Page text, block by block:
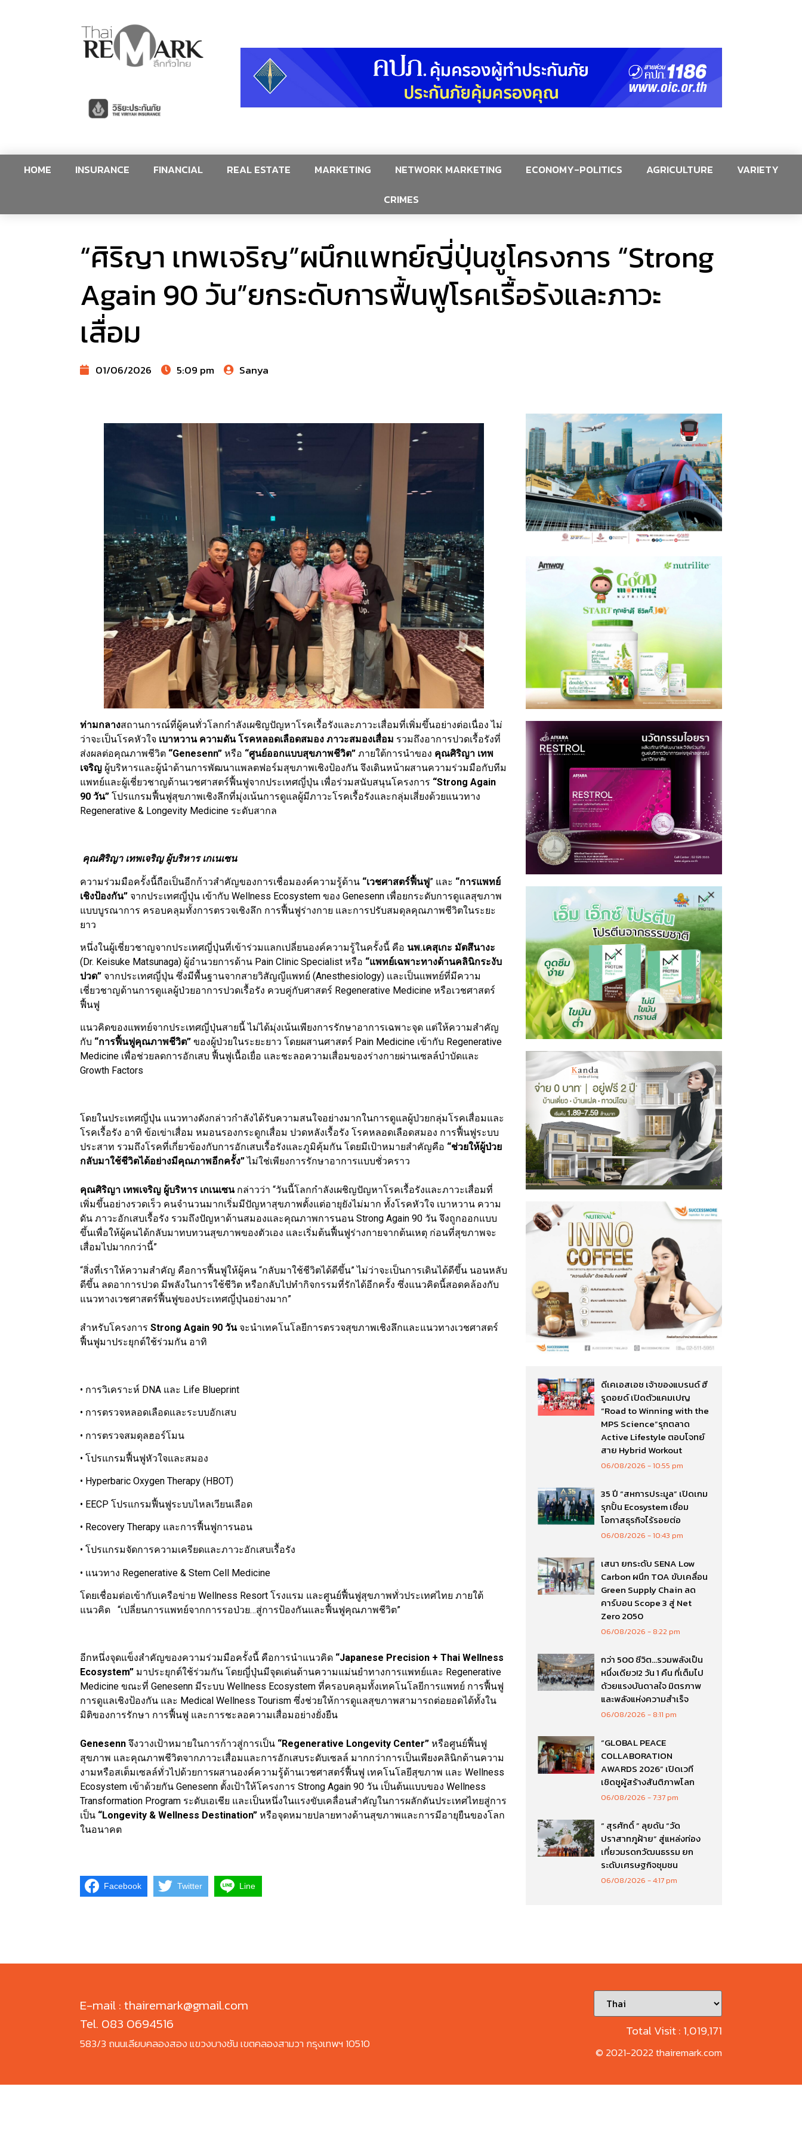
HOME INSURANCE FINANCIAL REAL ESTATE MARKETING NETWORK MARKETING ECONOMY-POLITICS AGRICULTURE
VARIETY
CRIMES
“ศิริญา เทพเจริญ”ผนึกแพทย์ญี่ปุ่นชูโครงการ “Strong
Again 90 วัน”ยกระดับการฟื้นฟูโรคเรื้อรังและภาวะ
เสื่อม
01/06/2026 5:09 pm Sanya
ท่ามกลางสถานการณ์ที่ผู้คนทั่วโลกกำลังเผชิญปัญหาโรคเรื้อรังและภาวะเสื่อมที่เพิ่มขึ้นอย่างต่อเนื่อง ไม่
ว่าจะเป็นโรคหัวใจ เบาหวาน ความดัน โรคหลอดเลือดสมอง ภาวะสมองเสื่อม รวมถึงอาการปวดเรื้อรังที่
ส่งผลต่อคุณภาพชีวิต “Genesenn” หรือ “ศูนย์ออกแบบสุขภาพชีวิต” ภายใต้การนำของ คุณศิริญา เทพ
เจริญ ผู้บริหารและผู้นำด้านการพัฒนาแพลตฟอร์มสุขภาพเชิงป้องกัน จึงเดินหน้าผสานความร่วมมือกับทีม
แพทย์และผู้เชี่ยวชาญด้านเวชศาสตร์ฟื้นฟูจากประเทศญี่ปุ่น เพื่อร่วมสนับสนุนโครงการ “Strong Again
90 วัน” โปรแกรมฟื้นฟูสุขภาพเชิงลึกที่มุ่งเน้นการดูแลผู้มีภาวะโรคเรื้อรังและกลุ่มเสี่ยงด้วยแนวทาง
Regenerative & Longevity Medicine ระดับสากล
คุณศิริญา เทพเจริญ ผู้บริหาร เกเนเซน
ความร่วมมือครั้งนี้ถือเป็นอีกก้าวสำคัญของการเชื่อมองค์ความรู้ด้าน “เวชศาสตร์ฟื้นฟู” และ “การแพทย์
เชิงป้องกัน” จากประเทศญี่ปุ่น เข้ากับ Wellness Ecosystem ของ Genesenn เพื่อยกระดับการดูแลสุขภาพ
แบบบูรณาการ ครอบคลุมทั้งการตรวจเชิงลึก การฟื้นฟูร่างกาย และการปรับสมดุลคุณภาพชีวิตในระยะ
ยาว
หนึ่งในผู้เชี่ยวชาญจากประเทศญี่ปุ่นที่เข้าร่วมแลกเปลี่ยนองค์ความรู้ในครั้งนี้ คือ นพ.เคสุเกะ มัตสึนางะ
(Dr. Keisuke Matsunaga) ผู้อำนวยการด้าน Pain Clinic Specialist หรือ “แพทย์เฉพาะทางด้านคลินิกระงับ
ปวด” จากประเทศญี่ปุ่น ซึ่งมีพื้นฐานจากสายวิสัญญีแพทย์ (Anesthesiology) และเป็นแพทย์ที่มีความ
เชี่ยวชาญด้านการดูแลผู้ป่วยอาการปวดเรื้อรัง ควบคู่กับศาสตร์ Regenerative Medicine หรือเวชศาสตร์
ฟื้นฟู
แนวคิดของแพทย์จากประเทศญี่ปุ่นสายนี้ ไม่ได้มุ่งเน้นเพียงการรักษาอาการเฉพาะจุด แต่ให้ความสำคัญ
กับ “การฟื้นฟูคุณภาพชีวิต” ของผู้ป่วยในระยะยาว โดยผสานศาสตร์ Pain Medicine เข้ากับ Regenerative
Medicine เพื่อช่วยลดการอักเสบ ฟื้นฟูเนื้อเยื่อ และชะลอความเสื่อมของร่างกายผ่านเซลล์บำบัดและ
Growth Factors
โดยในประเทศญี่ปุ่น แนวทางดังกล่าวกำลังได้รับความสนใจอย่างมากในการดูแลผู้ป่วยกลุ่มโรคเสื่อมและ
โรคเรื้อรัง อาทิ ข้อเข่าเสื่อม หมอนรองกระดูกเสื่อม ปวดหลังเรื้อรัง โรคหลอดเลือดสมอง การฟื้นฟูระบบ
ประสาท รวมถึงโรคที่เกี่ยวข้องกับการอักเสบเรื้อรังและภูมิคุ้มกัน โดยมีเป้าหมายสำคัญคือ “ช่วยให้ผู้ป่วย
กลับมาใช้ชีวิตได้อย่างมีคุณภาพอีกครั้ง”ไม่ใช่เพียงการรักษาอาการแบบชั่วคราว
คุณศิริญา เทพเจริญ ผู้บริหาร เกเนเซนกล่าวว่า “วันนี้โลกกำลังเผชิญปัญหาโรคเรื้อรังและภาวะเสื่อมที่
เพิ่มขึ้นอย่างรวดเร็ว คนจำนวนมากเริ่มมีปัญหาสุขภาพตั้งแต่อายุยังไม่มาก ทั้งโรคหัวใจ เบาหวาน ความ
ดัน ภาวะอักเสบเรื้อรัง รวมถึงปัญหาด้านสมองและคุณภาพการนอน Strong Again 90 วัน จึงถูกออกแบบ
ขึ้นเพื่อให้ผู้คนได้กลับมาทบทวนสุขภาพของตัวเอง และเริ่มต้นฟื้นฟูร่างกายจากต้นเหตุ ก่อนที่สุขภาพจะ
เสื่อมไปมากกว่านี้”
“สิ่งที่เราให้ความสำคัญ คือการฟื้นฟูให้ผู้คน “กลับมาใช้ชีวิตได้ดีขึ้น” ไม่ว่าจะเป็นการเดินได้ดีขึ้น นอนหลับ
ดีขึ้น ลดอาการปวด มีพลังในการใช้ชีวิต หรือกลับไปทำกิจกรรมที่รักได้อีกครั้ง ซึ่งแนวคิดนี้สอดคล้องกับ
แนวทางเวชศาสตร์ฟื้นฟูของประเทศญี่ปุ่นอย่างมาก”
สำหรับโครงการ Strong Again 90 วันจะนำเทคโนโลยีการตรวจสุขภาพเชิงลึกและแนวทางเวชศาสตร์
ฟื้นฟูมาประยุกต์ใช้ร่วมกัน อาทิ
• การวิเคราะห์ DNA และ Life Blueprint
• การตรวจหลอดเลือดและระบบอักเสบ
• การตรวจสมดุลฮอร์โมน
• โปรแกรมฟื้นฟูหัวใจและสมอง
• Hyperbaric Oxygen Therapy (HBOT)
• EECP โปรแกรมฟื้นฟูระบบไหลเวียนเลือด
• Recovery Therapy และการฟื้นฟูการนอน
• โปรแกรมจัดการความเครียดและภาวะอักเสบเรื้อรัง
• แนวทาง Regenerative & Stem Cell Medicine
โดยเชื่อมต่อเข้ากับเครือข่าย Wellness Resort โรงแรม และศูนย์ฟื้นฟูสุขภาพทั่วประเทศไทย ภายใต้
แนวคิด “เปลี่ยนการแพทย์จากการรอป่วย…สู่การป้องกันและฟื้นฟูคุณภาพชีวิต”
อีกหนึ่งจุดแข็งสำคัญของความร่วมมือครั้งนี้ คือการนำแนวคิด “Japanese Precision + Thai Wellness
Ecosystem” มาประยุกต์ใช้ร่วมกัน โดยญี่ปุ่นมีจุดเด่นด้านความแม่นยำทางการแพทย์และ Regenerative
Medicine ขณะที่ Genesenn มีระบบ Wellness Ecosystem ที่ครอบคลุมทั้งเทคโนโลยีการแพทย์ การฟื้นฟู
การดูแลเชิงป้องกัน และ Medical Wellness Tourism ซึ่งช่วยให้การดูแลสุขภาพสามารถต่อยอดได้ทั้งใน
มิติของการรักษา การฟื้นฟู และการชะลอความเสื่อมอย่างยั่งยืน
Genesenn จึงวางเป้าหมายในการก้าวสู่การเป็น “Regenerative Longevity Center” หรือศูนย์ฟื้นฟู
สุขภาพ และคุณภาพชีวิตจากภาวะเสื่อมและการอักเสบระดับเซลล์ มากกว่าการเป็นเพียงคลินิกด้านความ
งามหรือสเต็มเซลล์ทั่วไปด้วยการผสานองค์ความรู้ด้านเวชศาสตร์ฟื้นฟู เทคโนโลยีสุขภาพ และ Wellness
Ecosystem เข้าด้วยกัน Genesenn ตั้งเป้าให้โครงการ Strong Again 90 วัน เป็นต้นแบบของ Wellness
Transformation Program ระดับเอเชีย และเป็นหนึ่งในแรงขับเคลื่อนสำคัญในการผลักดันประเทศไทยสู่การ
เป็น “Longevity & Wellness Destination” หรือจุดหมายปลายทางด้านสุขภาพและการมีอายุยืนของโลก
ในอนาคต
Facebook Twitter Line
ดีเคเอสเอช เจ้าของแบรนด์ ฮี
รูดอยด์ เปิดตัวแคมเปญ
“Road to Winning with the
MPS Science”รุกตลาด
Active Lifestyle ตอบโจทย์
สาย Hybrid Workout
06/08/2026 10:55 pm
35 ปี “สหการประมูล” เปิดเกม
รุกปั้น Ecosystem เชื่อม
โอกาสธุรกิจไร้รอยต่อ
06/08/2026 10:43 pm
เสนา ยกระดับ SENA Low
Carbon ผนึก TOA ขับเคลื่อน
Green Supply Chain ลด
คาร์บอน Scope 3 สู่ Net
Zero 2050
06/08/2026 8:22 pm
กว่า 500 ชีวิต…รวมพลังเป็น
หนึ่งเดียว!2 วัน 1 คืน ที่เต็มไป
ด้วยแรงบันดาลใจ มิตรภาพ
และพลังแห่งความสำเร็จ
06/08/2026 8:11 pm
“GLOBAL PEACE
COLLABORATION
AWARDS 2026” เปิดเวที
เชิดชูผู้สร้างสันติภาพโลก
06/08/2026 7:37 pm
“ สุรศักดิ์ ” ลุยดัน “วัด
ปราสาทภูฝ้าย” สู่แหล่งท่อง
เที่ยวมรดกวัฒนธรรม ยก
ระดับเศรษฐกิจชุมชน
06/08/2026 4:17 pm
E-mail : thairemark@gmail.com
Tel. 083 0694516
583/3 ถนนเลียบคลองสอง แขวงบางชัน เขตคลองสามวา กรุงเทพฯ 10510
Total Visit : 1,019,171
© 2021-2022 thairemark.com